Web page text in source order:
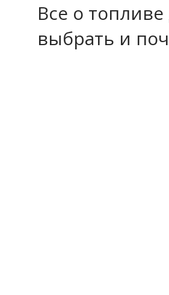
Все о
выбрать и